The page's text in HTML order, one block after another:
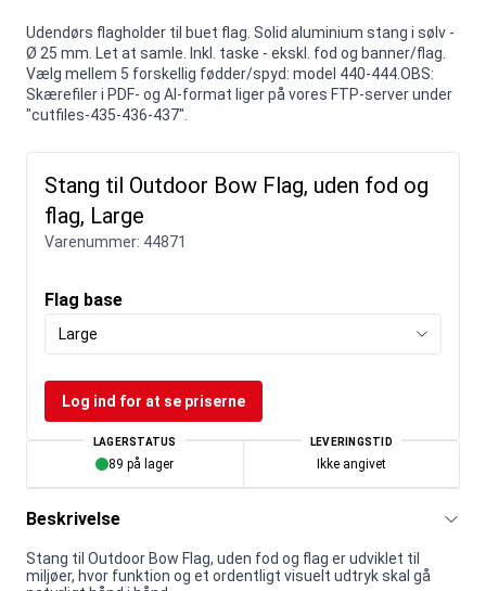
Udendørs flagholder til buet flag. Solid aluminium stang i sølv -
Ø 25 mm. Let at samle. Inkl. taske - ekskl. fod og banner/flag.
Vælg mellem 5 forskellig fødder/spyd: model 440-444.OBS:
Skærefiler i PDF- og AI-format liger på vores FTP-server under
"cutfiles-435-436-437".
Stang til Outdoor Bow Flag, uden fod og
flag, Large
Varenummer: 44871
Flag base
Large
Log ind for at se priserne
LAGERSTATUS
89 på lager
LEVERINGSTID
Ikke angivet
Beskrivelse
Stang til Outdoor Bow Flag, uden fod og flag er udviklet til
miljøer, hvor funktion og et ordentligt visuelt udtryk skal gå